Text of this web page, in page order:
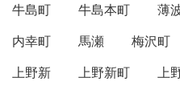
牛島町
牛島本町 薄
内幸町
馬瀬 梅沢町
上野新
上野新町 上